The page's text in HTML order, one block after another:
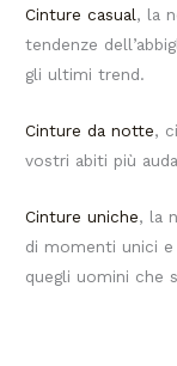
Cinture casual, la
tendenze
gli ultimi trend.
Cinture da notte,
vostri abiti più
Cinture uniche, la
di momenti unici
quegli uomini che